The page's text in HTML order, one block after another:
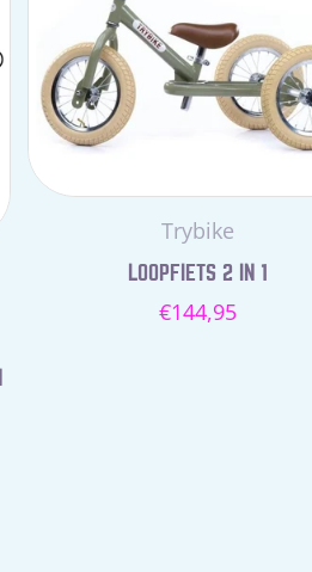
Leverancier:
Trybike
LOOPFIETS 2 IN 1
Normale
€144,95